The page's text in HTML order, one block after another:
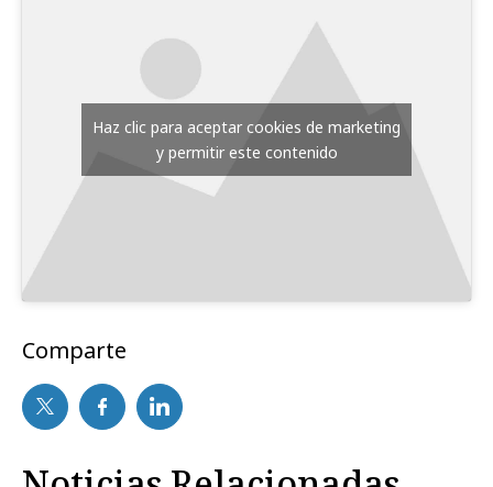
Haz clic para aceptar cookies de marketing
y permitir este contenido
Comparte